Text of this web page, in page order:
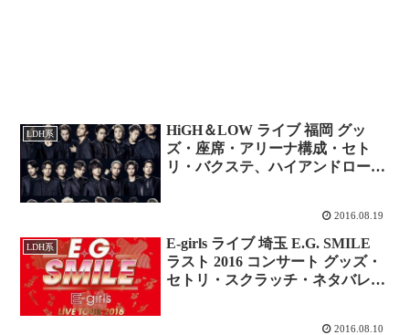
LDH系
HiGH＆LOW ライブ 福岡 グッ
ズ・座席・アリーナ構成・セト
リ・バクステ、ハイアンドロー
2016.08.19
LDH系
E-girls ライブ 埼玉 E.G. SMILE
ラスト 2016 コンサート グッズ・
セトリ・スクラッチ・ネタバレ、
2016.08.10